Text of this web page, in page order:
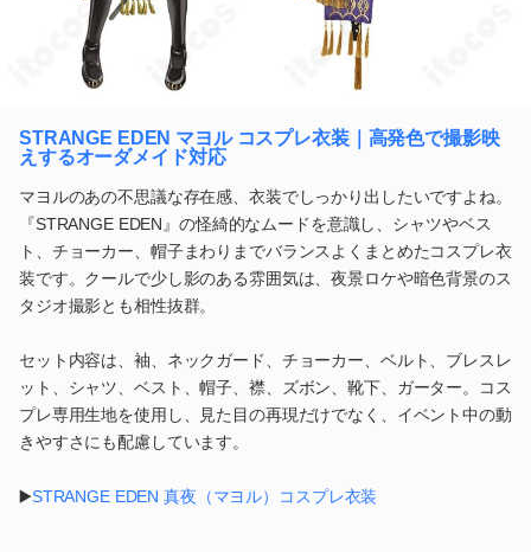
STRANGE EDEN マヨル コスプレ衣装｜高発色で撮影映
えするオーダメイド対応
マヨルのあの不思議な存在感、衣装でしっかり出したいですよね。
『STRANGE EDEN』の怪綺的なムードを意識し、シャツやベス
ト、チョーカー、帽子まわりまでバランスよくまとめたコスプレ衣
装です。クールで少し影のある雰囲気は、夜景ロケや暗色背景のス
タジオ撮影とも相性抜群。
セット内容は、袖、ネックガード、チョーカー、ベルト、ブレスレ
ット、シャツ、ベスト、帽子、襟、ズボン、靴下、ガーター。コス
プレ専用生地を使用し、見た目の再現だけでなく、イベント中の動
きやすさにも配慮しています。
▶️STRANGE EDEN 真夜（マヨル）コスプレ衣装